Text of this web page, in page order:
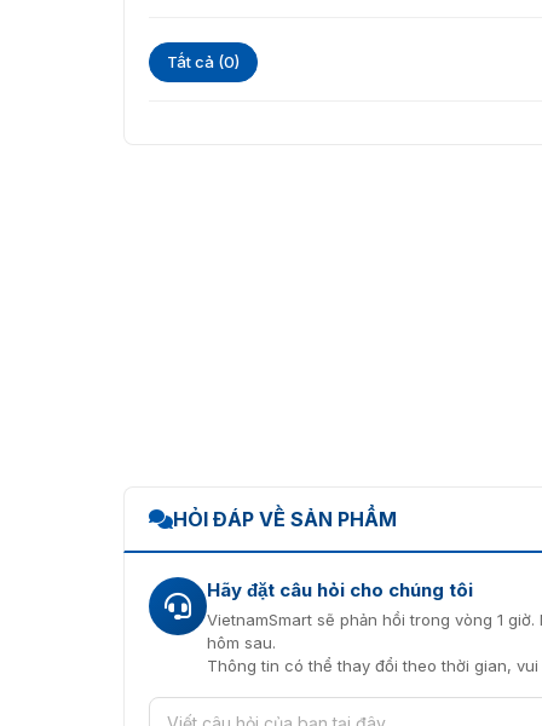
Tất cả (0)
HỎI ĐÁP VỀ SẢN PHẨM
Hãy đặt câu hỏi cho chúng tôi
VietnamSmart sẽ phản hồi trong vòng 1
hôm sau.
Thông tin có thể thay đổi theo thời gian,